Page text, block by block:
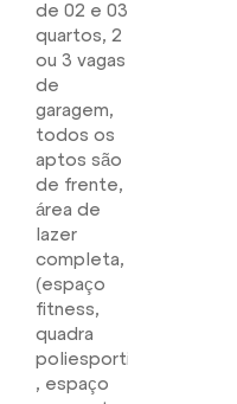
de 02 e 03
quartos, 2
ou 3 vagas
de
garagem,
todos os
aptos são
de frente,
área de
lazer
completa,
(espaço
fitness,
quadra
poliesportiva
, espaço